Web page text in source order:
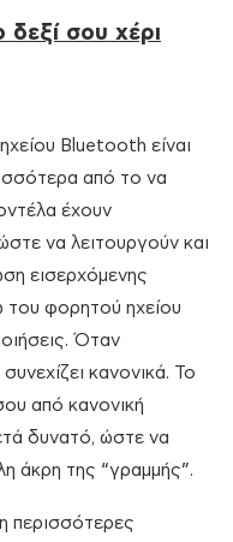
δεξί σου χέρι
Bluetooth είναι
από το να
έχουν
να λειτουργούν και
εισερχόμενης
του φορητού ηχείου
Όταν
κανονικά. Το
από κανονική
δυνατό, ώστε να
άκρη της “γραμμής”.
περισσότερες